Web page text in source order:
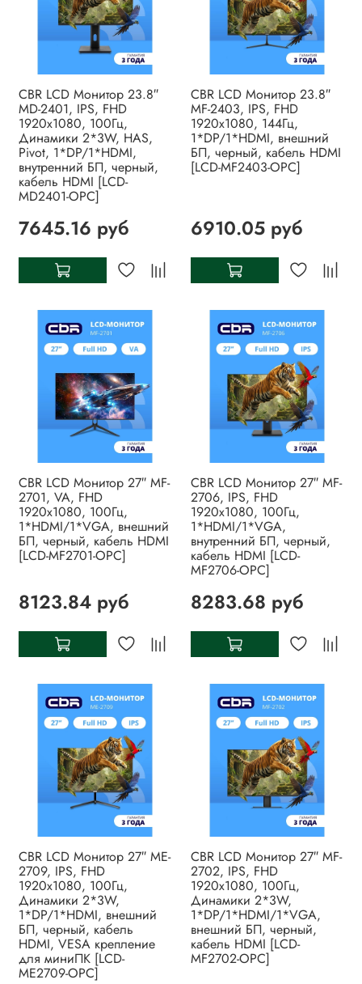
CBR LCD Монитор 23.8″
MD-2401, IPS, FHD
1920x1080, 100Гц,
Динамики 2*3W, HAS,
Pivot, 1*DP/1*HDMI,
внутренний БП, черный,
кабель HDMI [LCD-
MD2401-OPC]
7645.16 руб
CBR LCD Монитор 23.8″
MF-2403, IPS, FHD
1920x1080, 144Гц,
1*DP/1*HDMI, внешний
БП, черный, кабель HDMI
[LCD-MF2403-OPC]
6910.05 руб
CBR LCD Монитор 27″ MF-
2701, VA, FHD
1920x1080, 100Гц,
1*HDMI/1*VGA, внешний
БП, черный, кабель HDMI
[LCD-MF2701-OPC]
8123.84 руб
CBR LCD Монитор 27″ MF-
2706, IPS, FHD
1920x1080, 100Гц,
1*HDMI/1*VGA,
внутренний БП, черный,
кабель HDMI [LCD-
MF2706-OPC]
8283.68 руб
CBR LCD Монитор 27″ ME-
2709, IPS, FHD
1920x1080, 100Гц,
Динамики 2*3W,
1*DP/1*HDMI, внешний
БП, черный, кабель
HDMI, VESA крепление
для миниПК [LCD-
ME2709-OPC]
CBR LCD Монитор 27″ MF-
2702, IPS, FHD
1920x1080, 100Гц,
Динамики 2*3W,
1*DP/1*HDMI/1*VGA,
внешний БП, черный,
кабель HDMI [LCD-
MF2702-OPC]